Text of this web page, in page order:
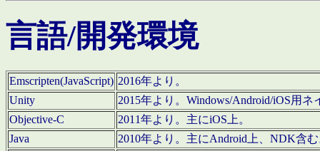
言語/開発環境
Emscripten(JavaScript) 2016年より。
Unity
2015年より。Windows/Android/iOS用
Objective-C
2011年より。主にiOS上。
Java
2010年より。主にAndroid上、NDK含